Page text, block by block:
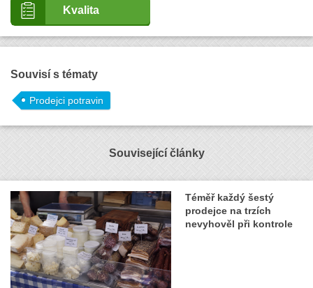
Kvalita
Souvisí s tématy
Prodejci potravin
Související články
Téměř každý šestý
prodejce na trzích
nevyhověl při kontrole